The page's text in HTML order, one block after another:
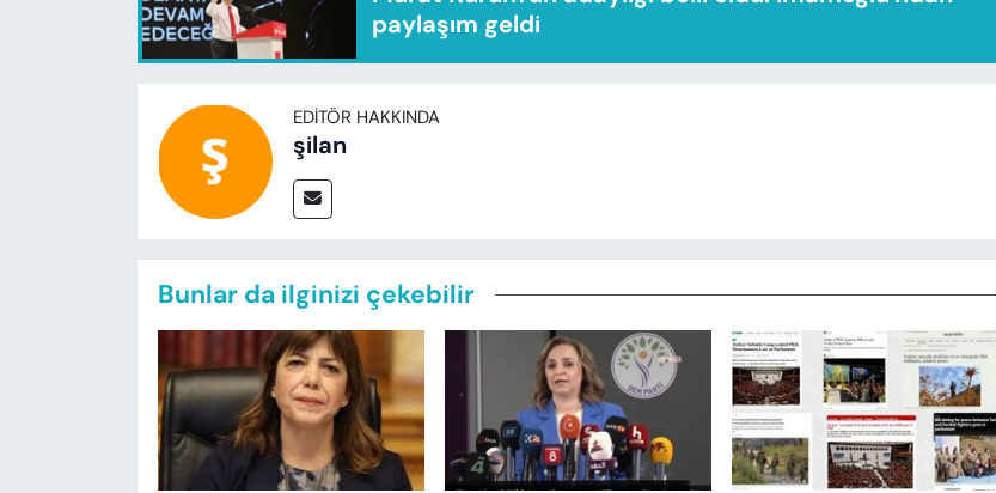
paylaşım geldi
EDITÖR HAKKINDA
şilan
Bunlar da ilginizi çekebilir